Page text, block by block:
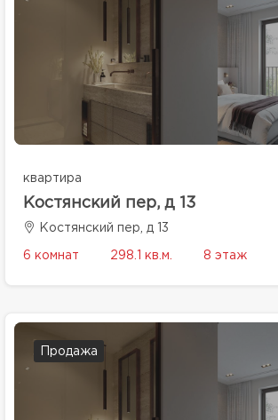
квартира
Костянский пер, д 13
Костянский пер, д 13
6 комнат 298.1 кв.м. 8 этаж
Продажа